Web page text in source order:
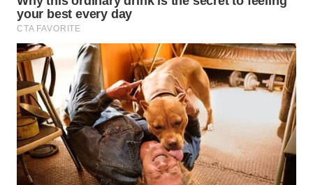
PRIANGAN
TIMUR
WN
SEMARANG
WN
SOLO
WN
BOROBUDUR